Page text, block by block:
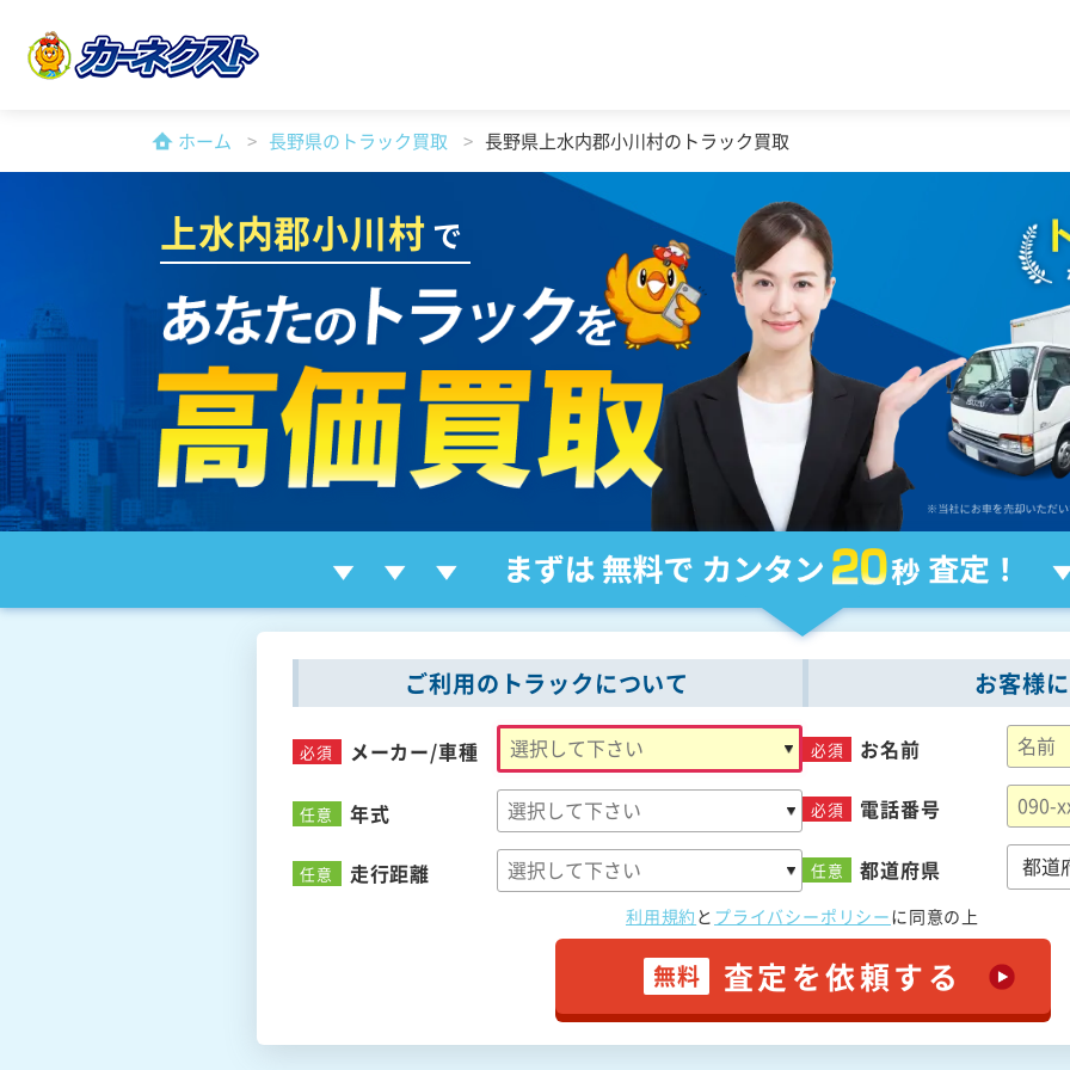
ホーム 長野県のトラック買取 長野県上水内郡小川村のトラック買取
上水内郡小川村で
ご利用のトラックについて
必須 メーカー/車種
任意 年式
任意 走行距離
お客様
必須 お名前
必須 電話番号
任意 都道府県
利用規約 と プライバシーポリシーに同意の上
無料 査定を依頼する